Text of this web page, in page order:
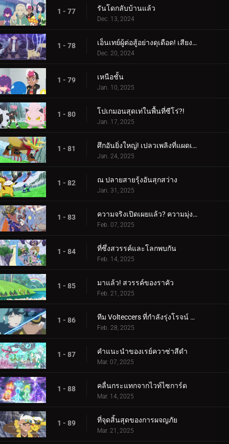
1 - 77 รันโดกลับบ้านแล้ว
Dec. 13, 2024
1 - 78 เอ็นเทย์ผู้ต่อสู้อย่างดุเดือด! เสียงร้องแห่งเปลวเพลิง!!!
Dec. 20, 2024
1 - 79 เหนือชั้น
Jan. 10, 2025
1 - 80 โปเกมอนสุดเท่ในพื้นที่ซีโร่?!
Jan. 17, 2025
1 - 81 ศึกอันยิ่งใหญ่! เปลวเพลิงที่แผดเผาโลก
Jan. 24, 2025
1 - 82 ณ ปลายสายรุ้งอันสุกสว่าง
Jan. 31, 2025
1 - 83 ความจริงเปิดเผยแล้ว? ความมุ่งมั่นของอเมทิโอ
Feb. 07, 2025
1 - 84 ที่ซึ่งสวรรค์และโลกพบกัน
Feb. 14, 2025
1 - 85 มาแล้ว! สวรรค์ของราคัว
Feb. 21, 2025
1 - 86 ทีม Volteccers ที่กำลังรุ่งโรจน์ ปะทะ ทีม Explorers!
Feb. 28, 2025
1 - 87 คำแนะนำของเรย์ควาซ่าสีดำ
Mar. 07, 2025
1 - 88 คลื่นกระแทกจากไวท์ไซการ์ด
Mar. 14, 2025
1 - 89 ที่จุดสิ้นสุดของการผจญภัย
Mar. 21, 2025